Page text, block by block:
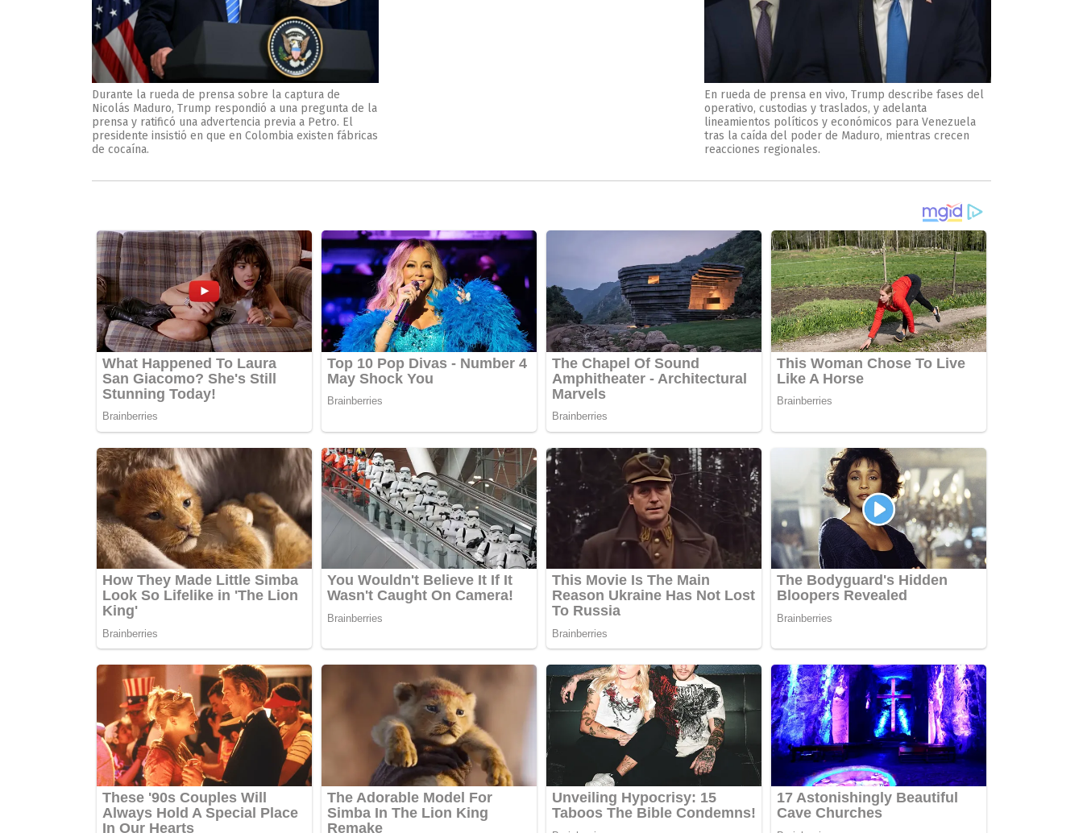
Durante la rueda de prensa sobre la captura de
Nicolás Maduro, Trump respondió a una pregunta de la
prensa y ratificó una advertencia previa a Petro. El
presidente insistió en que en Colombia existen fábricas
de cocaína.
En rueda de prensa en vivo, Trump describe fases del
operativo, custodias y traslados, y adelanta
lineamientos políticos y económicos para Venezuela
tras la caída del poder de Maduro, mientras crecen
reacciones regionales.